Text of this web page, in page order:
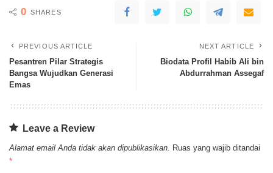
0 SHARES
PREVIOUS ARTICLE
Pesantren Pilar Strategis
Bangsa Wujudkan Generasi
Emas
NEXT ARTICLE
Biodata Profil Habib Ali bin
Abdurrahman Assegaf
Leave a Review
Alamat email Anda tidak akan dipublikasikan. Ruas yang wajib ditandai
*